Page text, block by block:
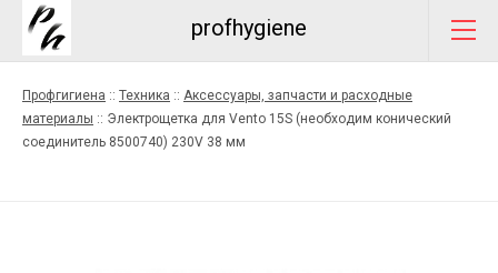
profhygiene
Профгигиена :: Техника :: Аксессуары, запчасти и расходные
материалы :: Электрощетка для Vento 15S (необходим конический
соединитель 8500740) 230V 38 мм